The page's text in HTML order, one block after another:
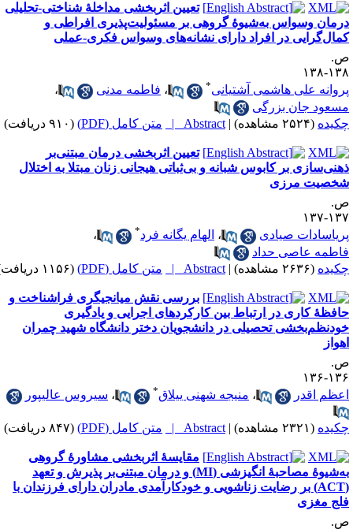
تعیین اثربخشی مداخلهٔ شناختی-تحلیلی
وسواس به‌شیوهٔ گروهی بر مسئولیت‌پذیری افراطی و
در افراد دارای نشانه‌های وسواس فکری-عملی
۱۳۸
علی هاشمی آشتیانی
،فاطمه مدنی
،
جان بزرگی
(۲۵۲۴ مشاهده) |
Abstract | متن کامل (PDF) (۹۱۰ دریافت)
تعیین اثربخشی درمان مبتنی‌بر
بر کابوس شبانه و بی‌ثباتی هیجانی زنان مبتلا به اختلال
مرزی
۱۳۷
صیادی
،الهام یگانه فرد *
،
عاصی حداد
(۲۶۳۶ مشاهده) |
Abstract | متن کامل (PDF) (۱۱۵۶ دریافت)
بررسی نقش میانجیگری فراشناخت و
کاری در ارتباط بین کارکردهای اجرایی و یادگیری
تحصیلی در دانشجویان دختر دانشگاه شهید چمران
۱۳۶
اقدر
،منیجه شهنی ییلاق* ،سیروس عالیپور
(۲۳۲۱ مشاهده) |
Abstract | متن کامل (PDF) (۸۴۷ دریافت)
مقایسهٔ اثربخشی مشاورهٔ گروهی
به‌شیوهٔ مصاحبهٔ انگیزشی (MI) و درمان مبتنی‌بر پذیرش و تعهد
(ACT) بر رضایت زناشویی و خودکارآمدی مادران دارای فرزندان با
مغزی